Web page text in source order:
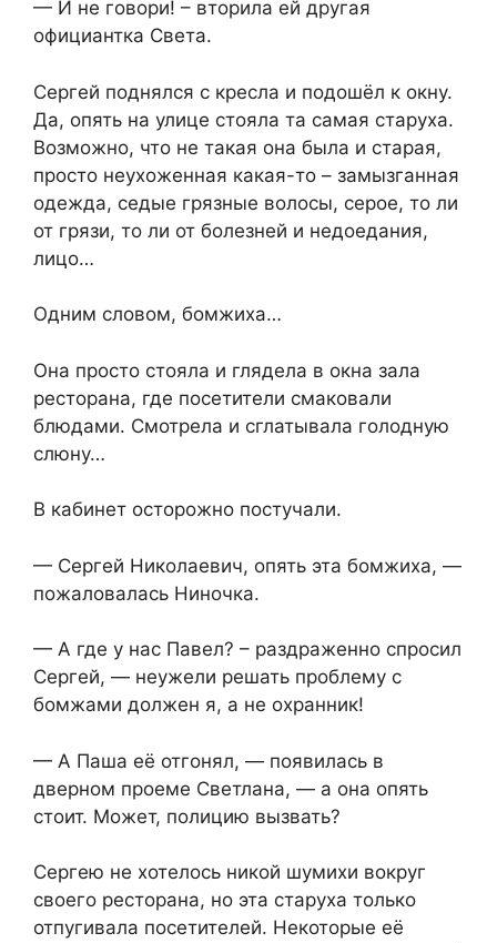
— И не говори! – вторила ей другая
официантка Света.
Сергей поднялся с кресла и подошёл к окну.
Да, опять на улице стояла та самая старуха.
Возможно, что не такая она была и старая,
просто неухоженная какая-то – замызганная
одежда, седые грязные волосы, серое, то ли
от грязи, то ли от болезней и недоедания,
лицо…
Одним словом, бомжиха…
Она просто стояла и глядела в окна зала
ресторана, где посетители смаковали
блюдами. Смотрела и сглатывала голодную
слюну…
В кабинет осторожно постучали.
— Сергей Николаевич, опять эта бомжиха, —
пожаловалась Ниночка.
— А где у нас Павел? – раздраженно спросил
Сергей, — неужели решать проблему с
бомжами должен я, а не охранник!
— А Паша её отгонял, — появилась в
дверном проеме Светлана, — а она опять
стоит. Может, полицию вызвать?
Сергею не хотелось никой шумихи вокруг
своего ресторана, но эта старуха только
отпугивала посетителей. Некоторые её